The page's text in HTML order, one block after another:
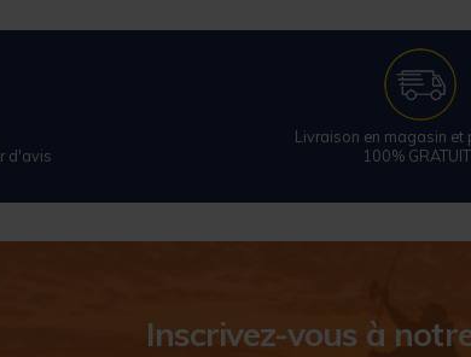
d'avis
Livraison en magasin et
100%
Inscrivez-vous à